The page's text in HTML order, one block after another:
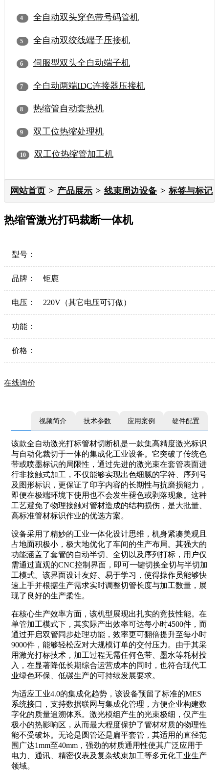
全自动双头穿色带号码管机
全自动双绞线端子压接机
伺服型双头全自动端子机
全自动两端IDC连接器压接机
热缩管自动套热机
双工位热缩处理机
双工位热缩管加工机
网站首页 产品展示 线束周边设备 标签与标记
热缩管激光打码裁断一体机
型号：
品牌： 钜鹿
电压： 220V（其它电压可订做）
功能：
价格：
在线询价
视频简介 技术参数 应用案例 硬件配置
该款全自动激光打标管材切断机是一款集高精度激光标识
与自动化裁切于一体的集成化工业设备。它突破了传统色
带或喷墨标识的局限性，通过先进的激光束在套管表面进
行非接触式加工，不仅能够实现出色细腻的字符、序列号
及图形标识，更保证了印字内容的长期性与抗磨损能力，
即便在极端环境下使用也不会发生褪色或剥落现象。这种
工艺避免了物理接触对管材造成的结构损伤，是大批量、
高标准管材标识作业的优选方案。
设备采用了精妙的工业一体化设计思维，机身紧凑美观且
占地面积极小，极大地优化了车间的生产布局。其强大的
功能涵盖了套管的自动半切、全切以及序列打标，用户仅
需通过直观的CNC控制界面，即可一键切换全切与半切加
工模式。该界面设计友好、易于学习，使得操作员能够快
速上手并根据生产需求实时调整切管长度与加工数量，展
现了良好的生产柔性。
在核心生产效率方面，该机型展现出扎实的竞技性能。在
单管加工模式下，其实际产出效率可达每小时4500件，而
通过开启双管同步处理功能，效率更可翻倍提升至每小时
9000件，能够轻松应对大规模订单的交付压力。由于其采
用激光打标技术，加工过程无需任何色带、墨水等耗材投
入，在显著降低长期综合运营成本的同时，也符合现代工
业绿色环保、低碳生产的可持续发展要求。
为适应工业4.0的集成化趋势，该设备预留了标准的MES
系统接口，支持数据联网与集成化管理，方便企业构建数
字化的质量追溯体系。激光模组产生的光束极细，仅产生
极小的热影响区，从而最大程度保护了管材材质的物理性
能不受破坏。无论是圆管还是扁平套管，其适用的直径范
围广达1mm至40mm，强劲的材质通用性使其广泛应用于
电力、通讯、精密仪表及复杂线束加工等多元化工业生产
领域。